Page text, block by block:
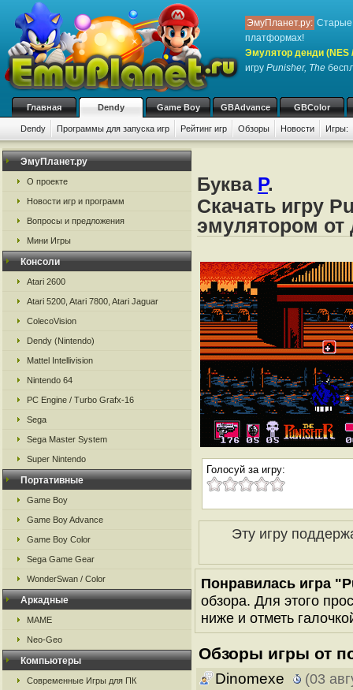
ЭмуПланет.ру: Старые
платформах!
Эмулятор денди (NES
игру Punisher, The
Главная Dendy Game Boy GBAdvance GBColor
Dendy Программы для запуска игр Рейтинг игр Обзоры Новости Игры:
ЭмуПланет.ру
О проекте
Новости игр и программ
Вопросы и предложения
Мини Игры
Консоли
Atari 2600
Atari 5200, Atari 7800, Atari Jaguar
ColecoVision
Dendy (Nintendo)
Mattel Intellivision
Nintendo 64
PC Engine / Turbo Grafx-16
Sega
Sega Master System
Super Nintendo
Портативные
Game Boy
Game Boy Advance
Game Boy Color
Sega Game Gear
WonderSwan / Color
Аркадные
MAME
Neo-Geo
Компьютеры
Современные Игры для ПК
Буква P.
Скачать игру
эмулятором от
Голосуй за игру:
Эту игру
Понравилась игра
обзора. Для этого
ниже и отметь
Обзоры игры от
Dinomexe
(03